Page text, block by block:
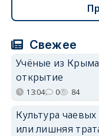
Свежее
Учёные из
открытие
13:04 0 84
Культура
или лишняя